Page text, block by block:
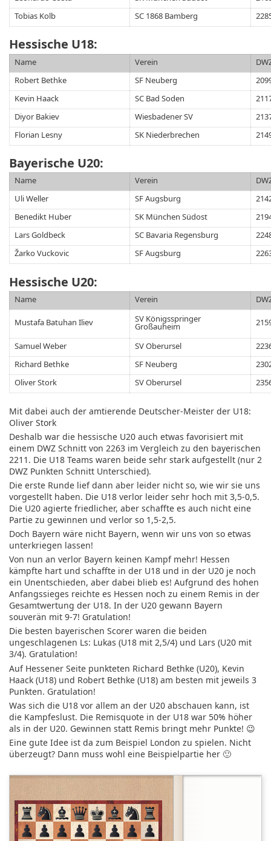
Tobias Kolb
SC 1868 Bamberg
Hessische U18:
Name Verein
Robert Bethke
SF Neuberg
Kevin Haack
SC Bad Soden
Diyor Bakiev
Wiesbadener SV
Florian Lesny
SK Niederbrechen
Bayerische U20:
Name Verein
Uli Weller
SF Augsburg
Benedikt Huber
SK München Südost
Lars Goldbeck
SC Bavaria Regensburg
Žarko Vuckovic
SF Augsburg
Hessische U20:
Name Verein
Mustafa Batuhan Iliev SV Königsspringer
Großauheim
Samuel Weber SV Oberursel
Richard Bethke
SF Neuberg
Oliver Stork
SV Oberursel
Mit dabei auch der amtierende Deutscher-Meister der U18:
Oliver Stork
Deshalb war die hessische U20 auch etwas favorisiert mit
einem DWZ Schnitt von 2263 im Vergleich zu den bayerischen
2211. Die U18 Teams waren beide sehr stark aufgestellt (nur 2
DWZ Punkten Schnitt Unterschied).
Die erste Runde lief dann aber leider nicht so, wie wir sie uns
vorgestellt haben. Die U18 verlor leider sehr hoch mit 3,5-0,5.
Die U20 agierte friedlicher, aber schaffte es auch nicht eine
Partie zu gewinnen und verlor so 1,5-2,5.
Doch Bayern wäre nicht Bayern, wenn wir uns von so etwas
unterkriegen lassen!
Von nun an verlor Bayern keinen Kampf mehr! Hessen
kämpfte hart und schaffte in der U18 und in der U20 je noch
ein Unentschieden, aber dabei blieb es! Aufgrund des hohen
Anfangssieges reichte es Hessen noch zu einem Remis in der
Gesamtwertung der U18. In der U20 gewann Bayern
souverän mit 9-7! Gratulation!
Die besten bayerischen Scorer waren die beiden
ungeschlagenen Ls: Lukas (U18 mit 2,5/4) und Lars (U20 mit
3/4). Gratulation!
Auf Hessener Seite punkteten Richard Bethke (U20), Kevin
Haack (U18) und Robert Bethke (U18) am besten mit jeweils 3
Punkten. Gratulation!
Was sich die U18 vor allem an der U20 abschauen kann, ist
die Kampfeslust. Die Remisquote in der U18 war 50% höher
als in der U20. Gewinnen statt Remis bringt mehr Punkte! 😉
Eine gute Idee ist da zum Beispiel London zu spielen. Nicht
überzeugt? Dann muss wohl eine Beispielpartie her 🙂